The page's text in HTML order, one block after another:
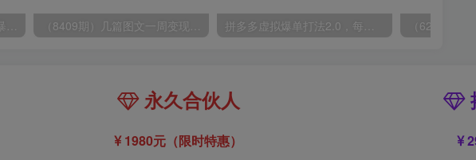
（9420期）最新短剧玩法，暴力变现日入1000+私域零成本操作，全程干货（附1400G短剧） （8409期）几篇图文一周变现1500＋，深度拆解面试掘金项目，小白轻松上手 拼多多虚拟爆单打法2.0，每天10分钟，月产5000+，从0到1赚收益教程
永久合伙人
1980元（限时特惠）